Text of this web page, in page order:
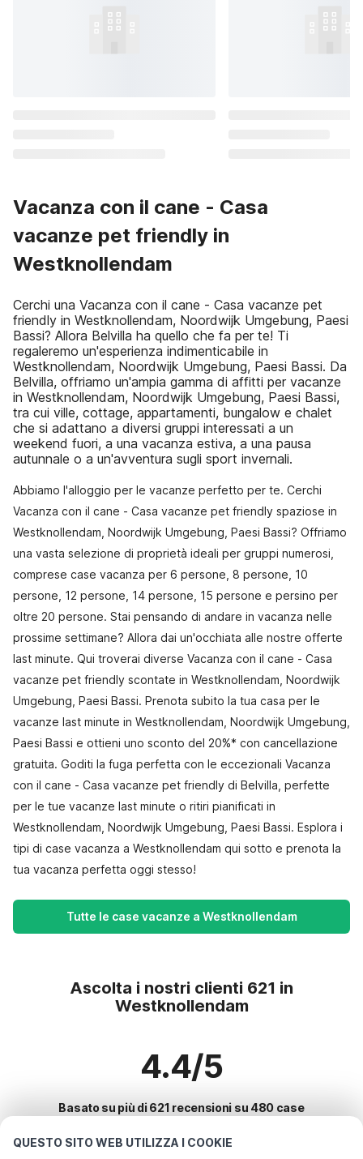
QUESTO SITO WEB UTILIZZA I COOKIE
Vacanza con il cane - Casa
vacanze pet friendly in
Westknollendam
Cerchi una Vacanza con il cane - Casa vacanze pet
friendly in Westknollendam, Noordwijk Umgebung, Paesi
Bassi? Allora Belvilla ha quello che fa per te! Ti
regaleremo un'esperienza indimenticabile in
Westknollendam, Noordwijk Umgebung, Paesi Bassi. Da
Belvilla, offriamo un'ampia gamma di affitti per vacanze
in Westknollendam, Noordwijk Umgebung, Paesi Bassi,
tra cui ville, cottage, appartamenti, bungalow e chalet
che si adattano a diversi gruppi interessati a un
weekend fuori, a una vacanza estiva, a una pausa
autunnale o a un'avventura sugli sport invernali.
Abbiamo l'alloggio per le vacanze perfetto per te. Cerchi
Vacanza con il cane - Casa vacanze pet friendly spaziose in
Westknollendam, Noordwijk Umgebung, Paesi Bassi? Offriamo
una vasta selezione di proprietà ideali per gruppi numerosi,
comprese case vacanza per 6 persone, 8 persone, 10
persone, 12 persone, 14 persone, 15 persone e persino per
oltre 20 persone. Stai pensando di andare in vacanza nelle
prossime settimane? Allora dai un'occhiata alle nostre offerte
last minute. Qui troverai diverse Vacanza con il cane - Casa
vacanze pet friendly scontate in Westknollendam, Noordwijk
Umgebung, Paesi Bassi. Prenota subito la tua casa per le
vacanze last minute in Westknollendam, Noordwijk Umgebung,
Paesi Bassi e ottieni uno sconto del 20%* con cancellazione
gratuita. Goditi la fuga perfetta con le eccezionali Vacanza
con il cane - Casa vacanze pet friendly di Belvilla, perfette
per le tue vacanze last minute o ritiri pianificati in
Westknollendam, Noordwijk Umgebung, Paesi Bassi. Esplora i
tipi di case vacanza a Westknollendam qui sotto e prenota la
tua vacanza perfetta oggi stesso!
Tutte le case vacanze a Westknollendam
Ascolta i nostri clienti 621 in
Westknollendam
4.4/5
Basato su più di 621 recensioni su 480 case